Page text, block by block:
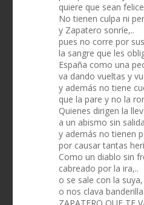
quiere que sean
No tienen culpa ni
y Zapatero sonríe,..
pues no corre por
la sangre que les
España como una
va dando vueltas y
y además no tiene
que la pare y no la
Quienes dirigen la
a un abismo sin
y además no tienen
por causar tantas
Como un diablo sin
cabreado por la ira,..
o se sale con la suya,
o nos clava